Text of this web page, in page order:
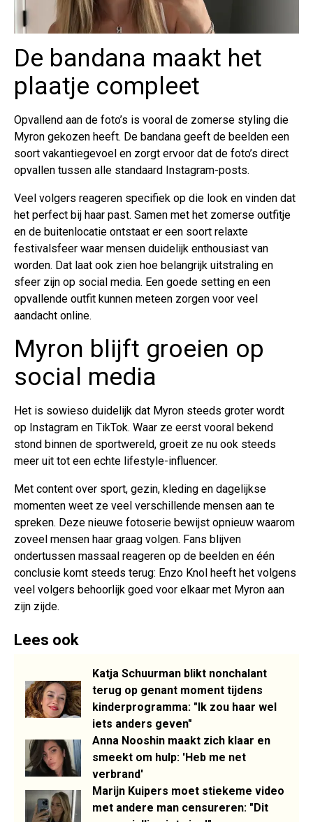
De bandana maakt het
plaatje compleet
Opvallend aan de foto’s is vooral de zomerse styling die
Myron gekozen heeft. De bandana geeft de beelden een
soort vakantiegevoel en zorgt ervoor dat de foto’s direct
opvallen tussen alle standaard Instagram-posts.
Veel volgers reageren specifiek op die look en vinden dat
het perfect bij haar past. Samen met het zomerse outfitje
en de buitenlocatie ontstaat er een soort relaxte
festivalsfeer waar mensen duidelijk enthousiast van
worden. Dat laat ook zien hoe belangrijk uitstraling en
sfeer zijn op social media. Een goede setting en een
opvallende outfit kunnen meteen zorgen voor veel
aandacht online.
Myron blijft groeien op
social media
Het is sowieso duidelijk dat Myron steeds groter wordt
op Instagram en TikTok. Waar ze eerst vooral bekend
stond binnen de sportwereld, groeit ze nu ook steeds
meer uit tot een echte lifestyle-influencer.
Met content over sport, gezin, kleding en dagelijkse
momenten weet ze veel verschillende mensen aan te
spreken. Deze nieuwe fotoserie bewijst opnieuw waarom
zoveel mensen haar graag volgen. Fans blijven
ondertussen massaal reageren op de beelden en één
conclusie komt steeds terug: Enzo Knol heeft het volgens
veel volgers behoorlijk goed voor elkaar met Myron aan
zijn zijde.
Lees ook
Katja Schuurman blikt nonchalant
terug op genant moment tijdens
kinderprogramma: "Ik zou haar wel
iets anders geven"
Anna Nooshin maakt zich klaar en
smeekt om hulp: 'Heb me net
verbrand'
Marijn Kuipers moet stiekeme video
met andere man censureren: "Dit